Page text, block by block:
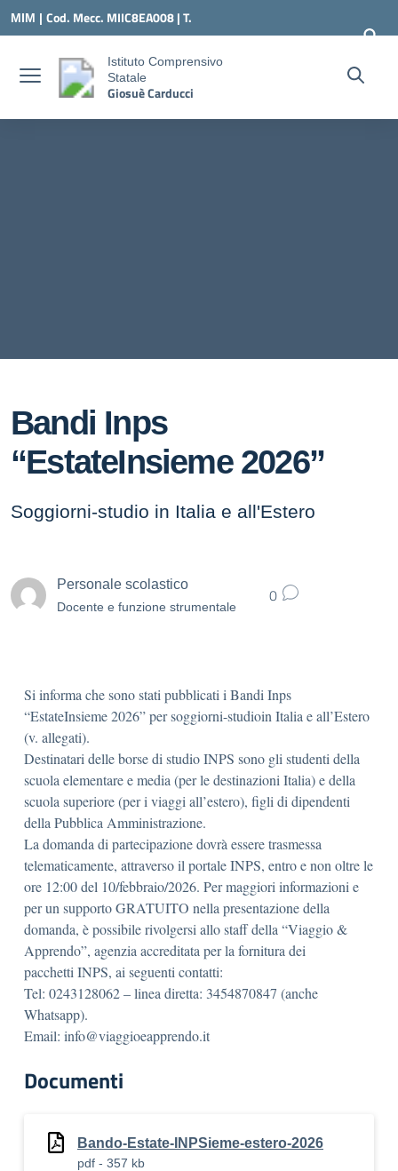
Vai ai contenuti
Vai al menu di navigazione
Vai al footer
MIM | Cod. Mecc. MIIC8EA008 | T.
MIIC8EA008@ISTRUZIONE.IT
Istituto Comprensivo
Statale
Giosuè Carducci
Bandi Inps
“EstateInsieme 2026”
Soggiorni-studio in Italia e all'Estero
Personale scolastico
Docente e funzione strumentale
0
Si informa che sono stati pubblicati i Bandi Inps
“EstateInsieme 2026” per soggiorni-studioin Italia e all’Estero
(v. allegati).
Destinatari delle borse di studio INPS sono gli studenti della
scuola elementare e media (per le destinazioni Italia) e della
scuola superiore (per i viaggi all’estero), figli di dipendenti
della Pubblica Amministrazione.
La domanda di partecipazione dovrà essere trasmessa
telematicamente, attraverso il portale INPS, entro e non oltre le
ore 12:00 del 10/febbraio/2026. Per maggiori informazioni e
per un supporto GRATUITO nella presentazione della
domanda, è possibile rivolgersi allo staff della “Viaggio &
Apprendo”, agenzia accreditata per la fornitura dei
pacchetti INPS, ai seguenti contatti:
Tel: 0243128062 – linea diretta: 3454870847 (anche
Whatsapp).
Email: info@viaggioeapprendo.it
Documenti
Bando-Estate-INPSieme-estero-2026
pdf - 357 kb